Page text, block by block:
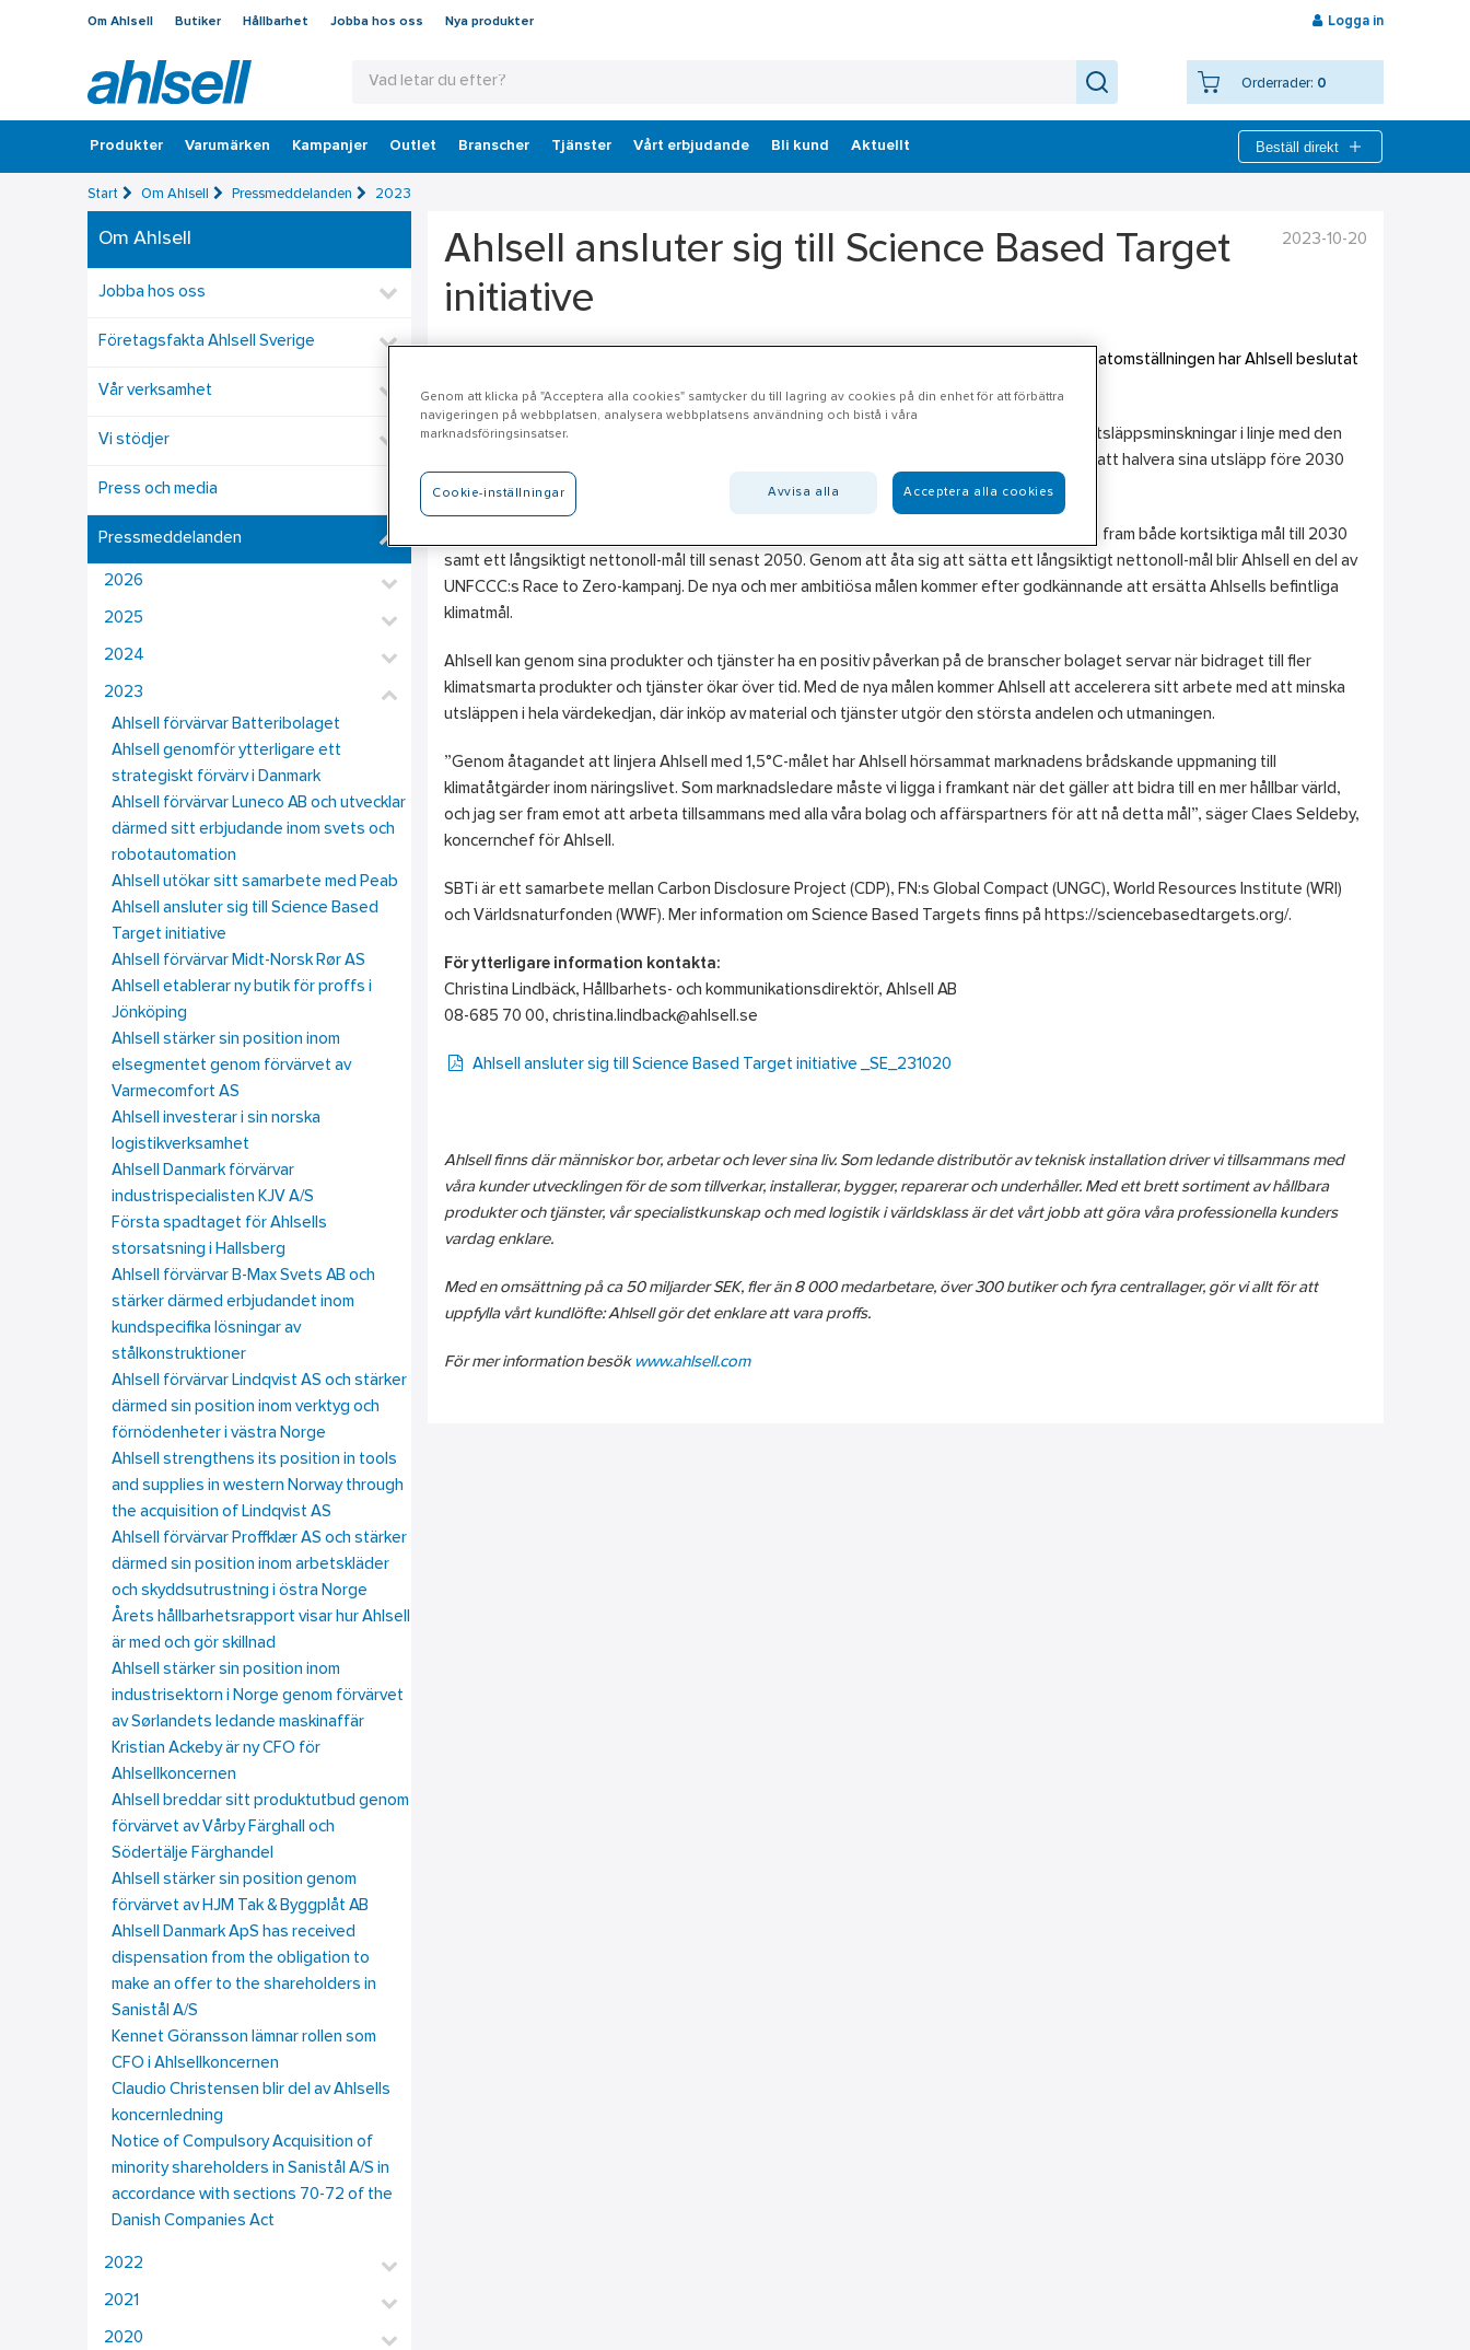
Om Ahlsell Butiker Hållbarhet Jobba hos oss Nya produkter Logga in
Orderrader: 0
Produkter Varumärken Kampanjer Outlet Branscher Tjänster Vårt erbjudande Bli kund Aktuellt Beställ direkt
Start Om Ahlsell Pressmeddelanden 2023
Om Ahlsell
Jobba hos oss
Företagsfakta Ahlsell Sverige
Vår verksamhet
Vi stödjer
Press och media
Pressmeddelanden
2026
2025
2024
2023
Ahlsell förvärvar Batteribolaget
Ahlsell genomför ytterligare ett
strategiskt förvärv i Danmark
Ahlsell förvärvar Luneco AB och utvecklar
därmed sitt erbjudande inom svets och
robotautomation
Ahlsell utökar sitt samarbete med Peab
Ahlsell ansluter sig till Science Based
Target initiative
Ahlsell förvärvar Midt-Norsk Rør AS
Ahlsell etablerar ny butik för proffs i
Jönköping
Ahlsell stärker sin position inom
elsegmentet genom förvärvet av
Varmecomfort AS
Ahlsell investerar i sin norska
logistikverksamhet
Ahlsell Danmark förvärvar
industrispecialisten KJV A/S
Första spadtaget för Ahlsells
storsatsning i Hallsberg
Ahlsell förvärvar B-Max Svets AB och
stärker därmed erbjudandet inom
kundspecifika lösningar av
stålkonstruktioner
Ahlsell förvärvar Lindqvist AS och stärker
därmed sin position inom verktyg och
förnödenheter i västra Norge
Ahlsell strengthens its position in tools
and supplies in western Norway through
the acquisition of Lindqvist AS
Ahlsell förvärvar Proffklær AS och stärker
därmed sin position inom arbetskläder
och skyddsutrustning i östra Norge
Årets hållbarhetsrapport visar hur Ahlsell
är med och gör skillnad
Ahlsell stärker sin position inom
industrisektorn i Norge genom förvärvet
av Sørlandets ledande maskinaffär
Kristian Ackeby är ny CFO för
Ahlsellkoncernen
Ahlsell breddar sitt produktutbud genom
förvärvet av Vårby Färghall och
Södertälje Färghandel
Ahlsell stärker sin position genom
förvärvet av HJM Tak & Byggplåt AB
Ahlsell Danmark ApS has received
dispensation from the obligation to
make an offer to the shareholders in
Sanistål A/S
Kennet Göransson lämnar rollen som
CFO i Ahlsellkoncernen
Claudio Christensen blir del av Ahlsells
koncernledning
Notice of Compulsory Acquisition of
minority shareholders in Sanistål A/S in
accordance with sections 70-72 of the
Danish Companies Act
2022
2021
2020
2023-10-20
Ahlsell ansluter sig till Science Based Target
initiative
Som ett viktigt steg i hållbarhetsarbetet och med målsättningen att vara ledande inom klimatomställningen har Ahlsell beslutat
SBTi är en global organisation som gör det möjligt för företag att sätta ambitiösa mål för utsläppsminskningar i linje med den
senaste klimatvetenskapen. Organisationen fokuserar på att få företag över hela världen att halvera sina utsläpp före 2030
och uppnå nettonoll-utsläpp senast 2050.
Genom åtagandet kommer Ahlsell att utveckla och rapportera in sina mål. Ahlsell kommer ta fram både kortsiktiga mål till 2030
samt ett långsiktigt nettonoll-mål till senast 2050. Genom att åta sig att sätta ett långsiktigt nettonoll-mål blir Ahlsell en del av
UNFCCC:s Race to Zero-kampanj. De nya och mer ambitiösa målen kommer efter godkännande att ersätta Ahlsells befintliga
klimatmål.
Ahlsell kan genom sina produkter och tjänster ha en positiv påverkan på de branscher bolaget servar när bidraget till fler
klimatsmarta produkter och tjänster ökar över tid. Med de nya målen kommer Ahlsell att accelerera sitt arbete med att minska
utsläppen i hela värdekedjan, där inköp av material och tjänster utgör den största andelen och utmaningen.
”Genom åtagandet att linjera Ahlsell med 1,5°C-målet har Ahlsell hörsammat marknadens brådskande uppmaning till
klimatåtgärder inom näringslivet. Som marknadsledare måste vi ligga i framkant när det gäller att bidra till en mer hållbar värld,
och jag ser fram emot att arbeta tillsammans med alla våra bolag och affärspartners för att nå detta mål”, säger Claes Seldeby,
koncernchef för Ahlsell.
SBTi är ett samarbete mellan Carbon Disclosure Project (CDP), FN:s Global Compact (UNGC), World Resources Institute (WRI)
och Världsnaturfonden (WWF). Mer information om Science Based Targets finns på https://sciencebasedtargets.org/.
För ytterligare information kontakta:
Christina Lindbäck, Hållbarhets- och kommunikationsdirektör, Ahlsell AB
08-685 70 00, christina.lindback@ahlsell.se
Ahlsell ansluter sig till Science Based Target initiative _SE_231020
Ahlsell finns där människor bor, arbetar och lever sina liv. Som ledande distributör av teknisk installation driver vi tillsammans med
våra kunder utvecklingen för de som tillverkar, installerar, bygger, reparerar och underhåller. Med ett brett sortiment av hållbara
produkter och tjänster, vår specialistkunskap och med logistik i världsklass är det vårt jobb att göra våra professionella kunders
vardag enklare.
Med en omsättning på ca 50 miljarder SEK, fler än 8 000 medarbetare, över 300 butiker och fyra centrallager, gör vi allt för att
uppfylla vårt kundlöfte: Ahlsell gör det enklare att vara proffs.
För mer information besök www.ahlsell.com
Genom att klicka på "Acceptera alla cookies" samtycker du till lagring av cookies på din enhet för att förbättra
navigeringen på webbplatsen, analysera webbplatsens användning och bistå i våra
marknadsföringsinsatser.
Cookie-inställningar Avvisa alla Acceptera alla cookies